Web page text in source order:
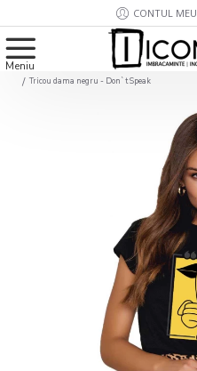
CONTUL MEU
Tricou dama negru - Don`t Speak